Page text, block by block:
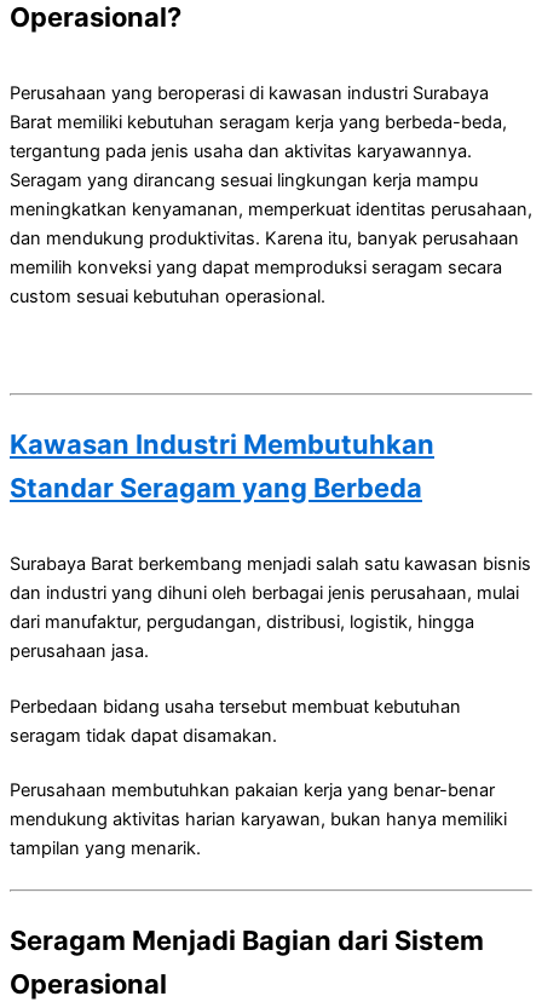
Operasional?
Perusahaan yang beroperasi di kawasan industri Surabaya
Barat memiliki kebutuhan seragam kerja yang berbeda-beda,
tergantung pada jenis usaha dan aktivitas karyawannya.
Seragam yang dirancang sesuai lingkungan kerja mampu
meningkatkan kenyamanan, memperkuat identitas perusahaan,
dan mendukung produktivitas. Karena itu, banyak perusahaan
memilih konveksi yang dapat memproduksi seragam secara
custom sesuai kebutuhan operasional.
Kawasan Industri Membutuhkan
Standar Seragam yang Berbeda
Surabaya Barat berkembang menjadi salah satu kawasan bisnis
dan industri yang dihuni oleh berbagai jenis perusahaan, mulai
dari manufaktur, pergudangan, distribusi, logistik, hingga
perusahaan jasa.
Perbedaan bidang usaha tersebut membuat kebutuhan
seragam tidak dapat disamakan.
Perusahaan membutuhkan pakaian kerja yang benar-benar
mendukung aktivitas harian karyawan, bukan hanya memiliki
tampilan yang menarik.
Seragam Menjadi Bagian dari Sistem
Operasional